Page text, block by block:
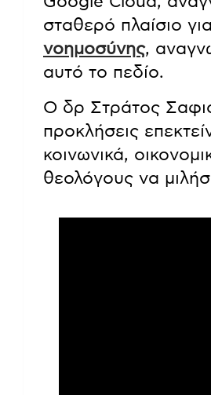
σταθερό πλαίσιο
νοημοσύνης,
αυτό το πεδίο.
Ο δρ Στράτος
προκλήσεις
κοινωνικά,
θεολόγους να